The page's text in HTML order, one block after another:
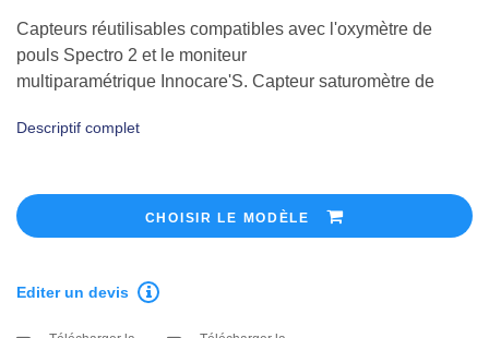
Capteurs réutilisables compatibles avec l'oxymètre de
pouls Spectro 2 et le moniteur
multiparamétrique Innocare'S. Capteur saturomètre de
Descriptif complet
CHOISIR LE MODÈLE
Editer un devis